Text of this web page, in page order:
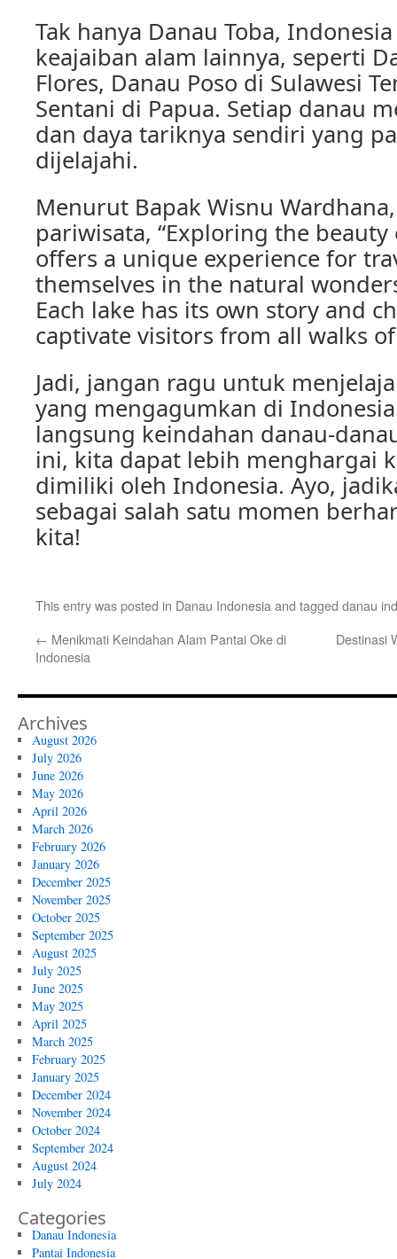
Tak hanya Danau Toba,
keajaiban alam lainnya, seperti
Flores, Danau Poso di Sulawesi
Sentani di Papua. Setiap danau
dan daya tariknya sendiri yang
dijelajahi.
Menurut Bapak Wisnu
pariwisata, “Exploring the beauty
offers a unique experience for
themselves in the natural
Each lake has its own story and
captivate visitors from all walks
Jadi, jangan ragu untuk
yang mengagumkan di
langsung keindahan danau-
ini, kita dapat lebih menghargai
dimiliki oleh Indonesia. Ayo,
sebagai salah satu momen
kita!
This entry was posted in Danau Indonesia and tagged danau
← Menikmati Keindahan Alam Pantai Oke di
Indonesia
Destinasi
Archives
August 2026
July 2026
June 2026
May 2026
April 2026
March 2026
February 2026
January 2026
December 2025
November 2025
October 2025
September 2025
August 2025
July 2025
June 2025
May 2025
April 2025
March 2025
February 2025
January 2025
December 2024
November 2024
October 2024
September 2024
August 2024
July 2024
Categories
Danau Indonesia
Pantai Indonesia